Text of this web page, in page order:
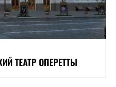
ТЕАТР ОПЕРЕТТЫ